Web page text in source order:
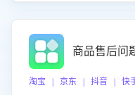
商品售后问
淘宝 | 京东 | 抖音 | 快